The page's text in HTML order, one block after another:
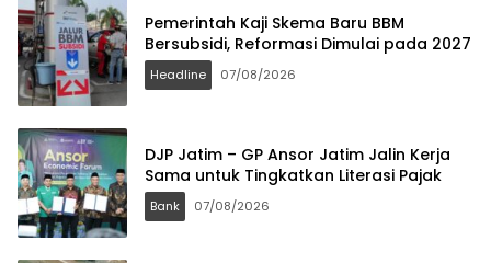
Pemerintah Kaji Skema Baru BBM
Bersubsidi, Reformasi Dimulai pada 2027
Headline 07/08/2026
DJP Jatim – GP Ansor Jatim Jalin Kerja
Sama untuk Tingkatkan Literasi Pajak
Bank 07/08/2026